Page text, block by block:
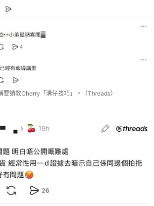
要請教Cherry「溝仔技巧」。（Threads）